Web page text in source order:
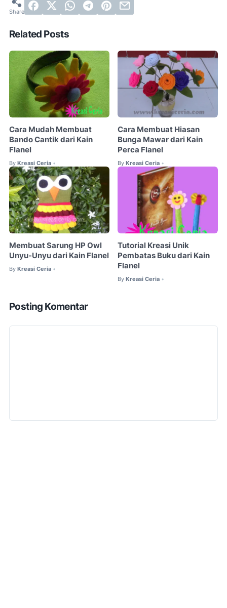
Related Posts
Cara Mudah Membuat
Bando Cantik dari Kain
Flanel
By Kreasi Ceria •
Cara Membuat Hiasan
Bunga Mawar dari Kain
Perca Flanel
By Kreasi Ceria •
Membuat Sarung HP Owl
Unyu-Unyu dari Kain Flanel
By Kreasi Ceria •
Tutorial Kreasi Unik
Pembatas Buku dari Kain
Flanel
By Kreasi Ceria •
Posting Komentar